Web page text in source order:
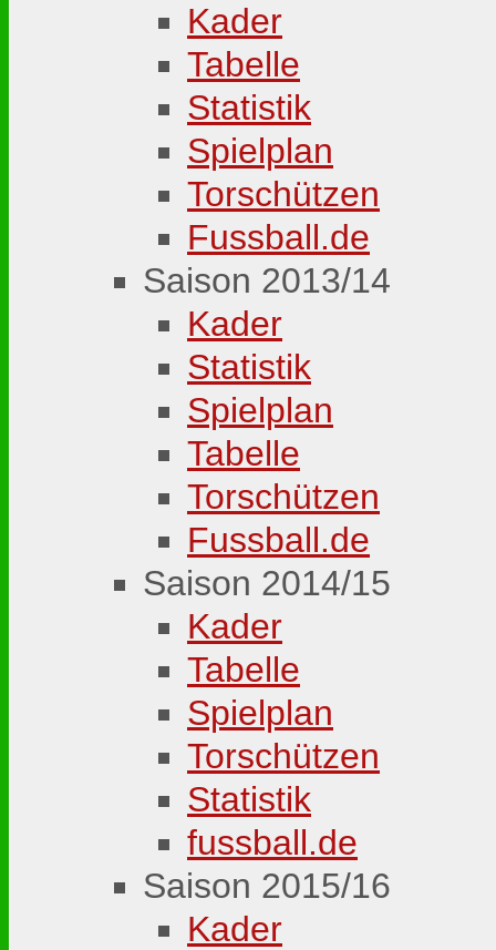
Kader
Tabelle
Statistik
Spielplan
Torschützen
Fussball.de
Saison 2013/14
Kader
Statistik
Spielplan
Tabelle
Torschützen
Fussball.de
Saison 2014/15
Kader
Tabelle
Spielplan
Torschützen
Statistik
fussball.de
Saison 2015/16
Kader